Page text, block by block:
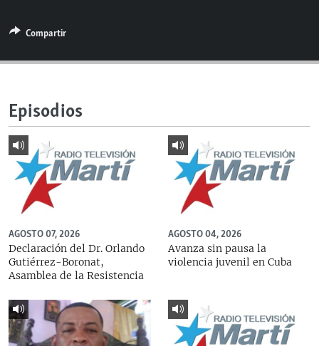
ESPECIALES
ESPECIALES
SER VIEJO EN CUBA
KENTU-CUBANO
LOS SANTOS DE HIALEAH
DESINFORMACIÓN RUSA EN AMÉRICA LATINA
LA INVASIÓN DE RUSIA A UCRANIA
MULTIMEDIA
SÍGUENOS
Compartir
Episodios
AGOSTO 07, 2026
Declaración del Dr. Orlando
Gutiérrez-Boronat,
Asamblea de la Resistencia
AGOSTO 04, 2026
Avanza sin pausa la
violencia juvenil en Cuba